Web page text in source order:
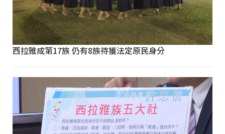
西拉雅成第17族 仍有8族待獲法定原民身分